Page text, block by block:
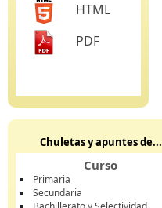
HTML
PDF
Chuletas y apuntes de...
Curso
Primaria
Secundaria